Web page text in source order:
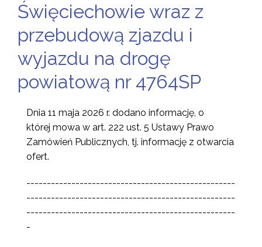
Święciechowie wraz z
przebudową zjazdu i
wyjazdu na drogę
powiatową nr 4764SP
Dnia 11 maja 2026 r. dodano informację, o
której mowa w art. 222 ust. 5 Ustawy Prawo
Zamówień Publicznych, tj. informację z otwarcia
ofert.
---------------------------------------------------
---------------------------------------------------
---------------------------------------------------
-